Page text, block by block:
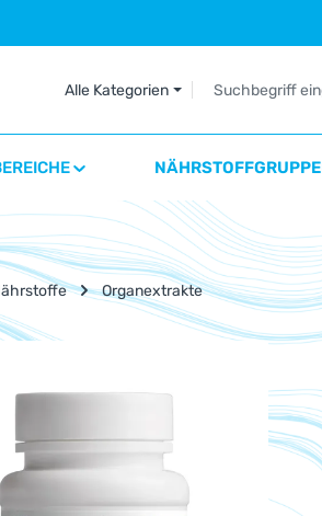
Alle Kategorien
Organextrakte